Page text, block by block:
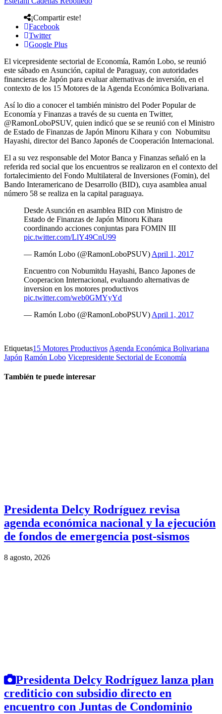
¡Compartir este!
Facebook
Twitter
Google Plus
El vicepresidente sectorial de Economía, Ramón Lobo, se reunió
este sábado en Asunción, capital de Paraguay, con autoridades
financieras de Japón para evaluar alternativas de inversión, en el
contexto de los 15 Motores de la Agenda Económica Bolivariana.
Así lo dio a conocer el también ministro del Poder Popular de
Economía y Finanzas a través de su cuenta en Twitter,
@RamonLoboPSUV, quien indicó que se se reunió con el Ministro
de Estado de Finanzas de Japón Minoru Kihara y con Nobumitsu
Hayashi, director del Banco Japonés de Cooperación Internacional.
El a su vez responsable del Motor Banca y Finanzas señaló en la
referida red social que los encuentros se realizaron en el contexto del
fortalecimiento del Fondo Multilateral de Inversiones (Fomin), del
Bando Interamericano de Desarrollo (BID), cuya asamblea anual
número 58 se realiza en la capital paraguaya.
Desde Asunción en asamblea BID con Ministro de
Estado de Finanzas de Japón Minoru Kihara
coordinando acciones conjuntas para FOMIN III
pic.twitter.com/LlY49CnU99
— Ramón Lobo (@RamonLoboPSUV) April 1, 2017
Encuentro con Nobumitdu Hayashi, Banco Japones de
Cooperacion Internacional, evaluando alternativas de
inversion en los motores productivos
pic.twitter.com/web0GMYyYd
— Ramón Lobo (@RamonLoboPSUV) April 1, 2017
Etiquetas15 Motores Productivos Agenda Económica Bolivariana
Japón Ramón Lobo Vicepresidente Sectorial de Economía
También te puede interesar
Presidenta Delcy Rodríguez revisa
agenda económica nacional y la ejecución
de fondos de emergencia post-sismos
8 agosto, 2026
Presidenta Delcy Rodríguez lanza plan
crediticio con subsidio directo en
encuentro con Juntas de Condominio